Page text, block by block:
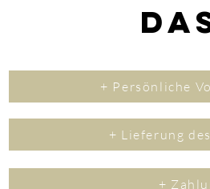
+ Persönliche
+ Lieferung
+